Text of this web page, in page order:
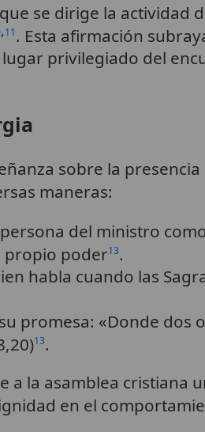
se dirige la actividad
,11. Esta afirmación
privilegiado del
sobre la
maneras:
del ministro
propio poder13.
habla cuando las
promesa: «Donde dos
13.
a la asamblea cristiana
en el